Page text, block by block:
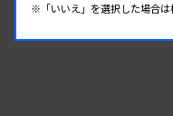
※「いいえ」を選択した場合は